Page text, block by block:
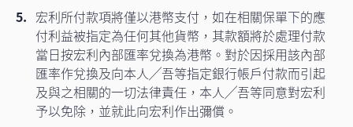
宏利所付款項將僅以港幣支付，如在相關保單下的應
付利益被指定為任何其他貨幣，其款額將於處理付款
當日按宏利內部匯率兌換為港幣。對於因採用該內部
匯率作兌換及向本人╱吾等指定銀行帳戶付款而引起
及與之相關的一切法律責任，本人╱吾等同意對宏利
予以免除，並就此向宏利作出彌償。